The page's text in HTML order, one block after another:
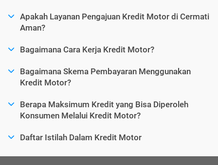
Apakah Layanan Pengajuan Kredit Motor di Cermati
Aman?
Bagaimana Cara Kerja Kredit Motor?
Bagaimana Skema Pembayaran Menggunakan
Kredit Motor?
Berapa Maksimum Kredit yang Bisa Diperoleh
Konsumen Melalui Kredit Motor?
Daftar Istilah Dalam Kredit Motor